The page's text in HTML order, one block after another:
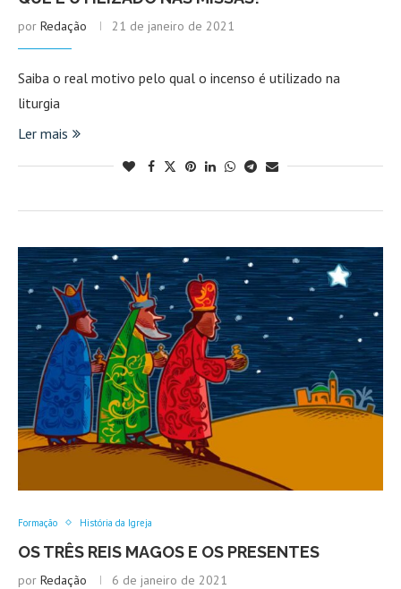
por Redação 21 de janeiro de 2021
Saiba o real motivo pelo qual o incenso é utilizado na
liturgia
Ler mais
Formação História da Igreja
OS TRÊS REIS MAGOS E OS PRESENTES
por Redação 6 de janeiro de 2021